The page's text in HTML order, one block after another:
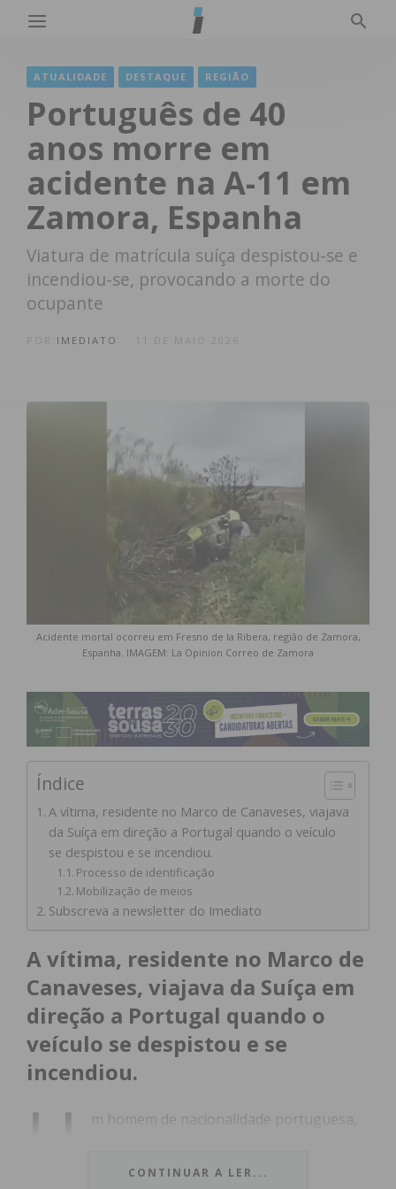
ATUALIDADE DESTAQUE REGIÃO
Português de 40
anos morre em
acidente na A-11 em
Zamora, Espanha
Viatura de matrícula suíça despistou-se e
incendiou-se, provocando a morte do
ocupante
IMEDIATO 11 DE MAIO 2026
Acidente mortal ocorreu em Fresno de la Ribera, região de Zamora,
Espanha. IMAGEM: La Opinion Correo de Zamora
Índice
A vítima, residente no Marco de Canaveses, viajava
da Suíça em direção a Portugal quando o veículo
se despistou e se incendiou.
Processo de identificação
Mobilização de meios
Subscreva a newsletter do Imediato
A vítima, residente no Marco de
Canaveses, viajava da Suíça em
direção a Portugal quando o
veículo se despistou e se
incendiou.
U
m homem de nacionalidade portuguesa,
de domingo após um grave acidente de
CONTINUAR A LER...